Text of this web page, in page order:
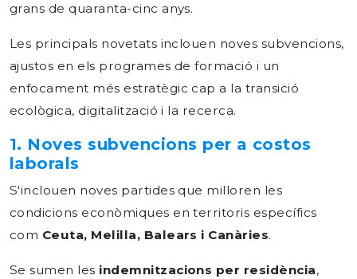
grans de quaranta-cinc anys.
Les principals novetats inclouen noves subvencions,
ajustos en els programes de formació i un
enfocament més estratègic cap a la transició
ecològica, digitalització i la recerca.
1. Noves subvencions per a costos
laborals
S'inclouen noves partides que milloren les
condicions econòmiques en territoris específics
com Ceuta, Melilla, Balears i Canàries.
Se sumen les indemnitzacions per residència,